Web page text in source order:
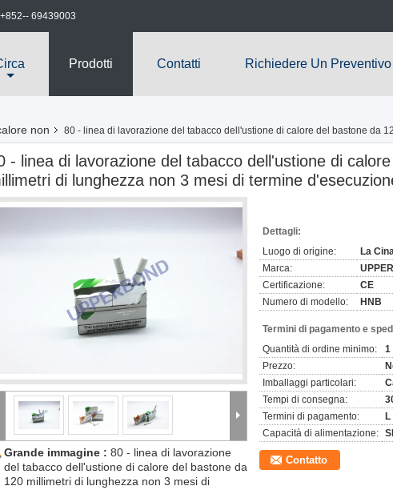
+852-- 69439003
Prodotti Contatti Richiedere Un Preventivo
non 80 - linea di lavorazione del tabacco dell'ustione di calore del bastone da
- linea di lavorazione del tabacco dell'ustione di
di lunghezza non 3 mesi di termine
Grande immagine : 80 - linea di lavorazione
del tabacco dell'ustione di calore del bastone da
120 millimetri di lunghezza non 3 mesi di
Dettagli:
Luogo di origine:
La
Marca:
Certificazione:
CE
Numero di modello:
HNB
Termini di pagamento e
Quantità di ordine minimo:
1
Prezzo:
Imballaggi particolari:
Tempi di consegna:
Termini di pagamento:
Capacità di alimentazione:
Contatto